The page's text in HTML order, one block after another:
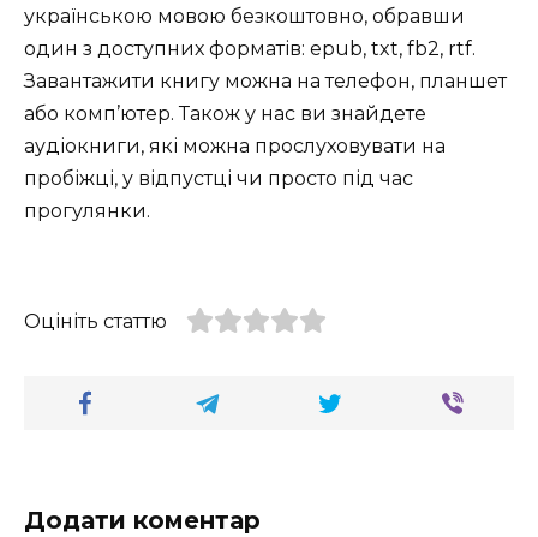
українською мовою безкоштовно, обравши
один з доступних форматів: epub, txt, fb2, rtf.
Завантажити книгу можна на телефон, планшет
або комп’ютер. Також у нас ви знайдете
аудіокниги, які можна прослуховувати на
пробіжці, у відпустці чи просто під час
прогулянки.
Оцініть статтю
Додати коментар